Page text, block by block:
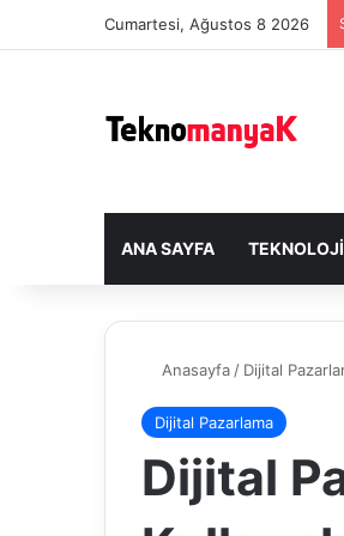
Cumartesi, Ağustos 8 2026
ANA SAYFA TEKNOLOJI
Anasayfa / Dijital
Dijital Pazarlama
Dijital